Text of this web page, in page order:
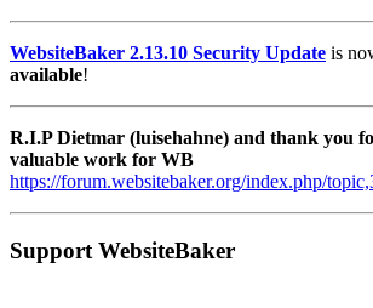
WebsiteBaker 2.13.10 Security Update is
available!
R.I.P Dietmar (luisehahne) and thank you
valuable work for WB
https://forum.websitebaker.org/index.php/
Support WebsiteBaker